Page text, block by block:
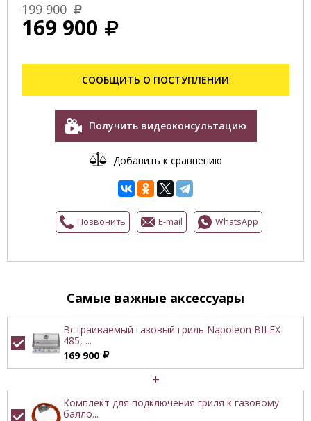
199 900
169 900
СООБЩИТЬ О ПОСТУПЛЕНИИ
Получить видеоконсультацию
Добавить к сравнению
Позвонить E-mail WhatsApp
Самые важные аксессуары
Встраиваемый газовый гриль Napoleon BILEX-
485, ...
169 900
+
Комплект для подключения гриля к газовому
балло...